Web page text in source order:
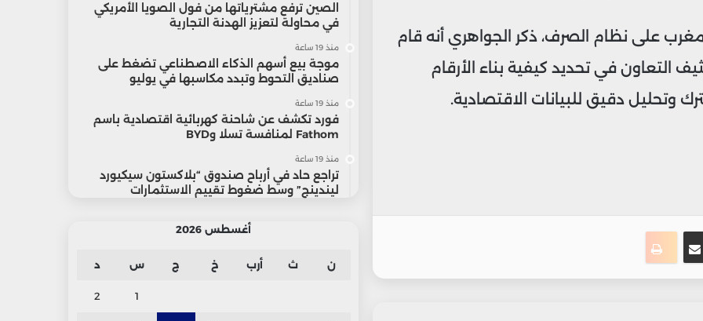
على نظام الصرف، ذكر الجواهري أنه قام
التعاون في تحديد كيفية بناء الأرقام
دقيق للبيانات الاقتصادية.
مشاركة عبر البريدطباعة
الصين ترفع مشترياتها من فول الصويا الأمريكي
في محاولة لتعزيز الهدنة التجارية
منذ 19 ساعة
موجة بيع أسهم الذكاء الاصطناعي تضغط على
صناديق التحوط وتبدد مكاسبها في يوليو
منذ 19 ساعة
فورد تكشف عن شاحنة كهربائية اقتصادية باسم
Fathom لمنافسة تسلا وBYD
منذ 19 ساعة
تراجع حاد في أرباح صندوق “بلاكستون سيكيورد
ليندينج” وسط ضغوط تقييم الاستثمارات
أغسطس 2026
ن ث أرب خ ج س د
1
2